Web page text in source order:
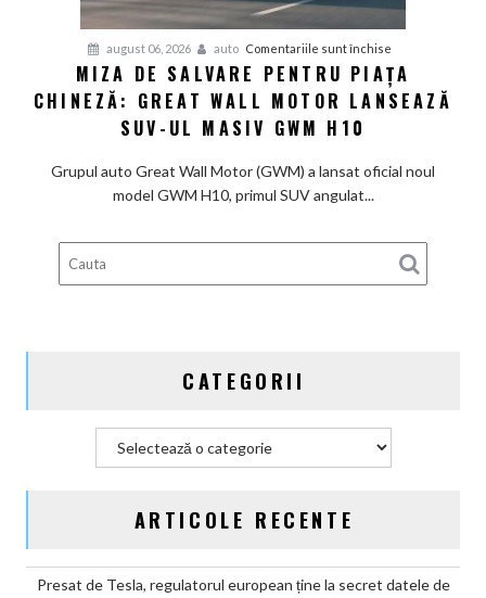
în
cu
așteptările
august 06, 2026 auto Comentariile sunt închise
Miza
de
piața
Motor
lansează
MIZA DE SALVARE PENTRU PIAȚA
CHINEZĂ: GREAT WALL MOTOR LANSEAZĂ
SUV-UL MASIV GWM H10
Grupul auto Great Wall Motor (GWM) a lansat oficial noul
model GWM H10, primul SUV angulat...
CATEGORII
ARTICOLE RECENTE
Presat de Tesla, regulatorul european ține la secret datele de